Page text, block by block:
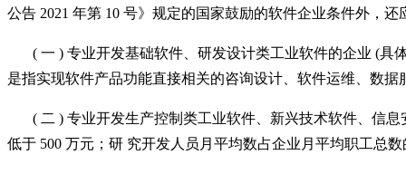
公告 2021 年第 10 号》规定的国家鼓励的软件企业条件外，
( 一 ) 专业开发基础软件、研发设计类工业软件的企业 (具
是指实现软件产品功能直接相关的咨询设计、软件运维、数
( 二 ) 专业开发生产控制类工业软件、新兴技术软件、信
低于 500 万元；研 究开发人员月平均数占企业月平均职工总